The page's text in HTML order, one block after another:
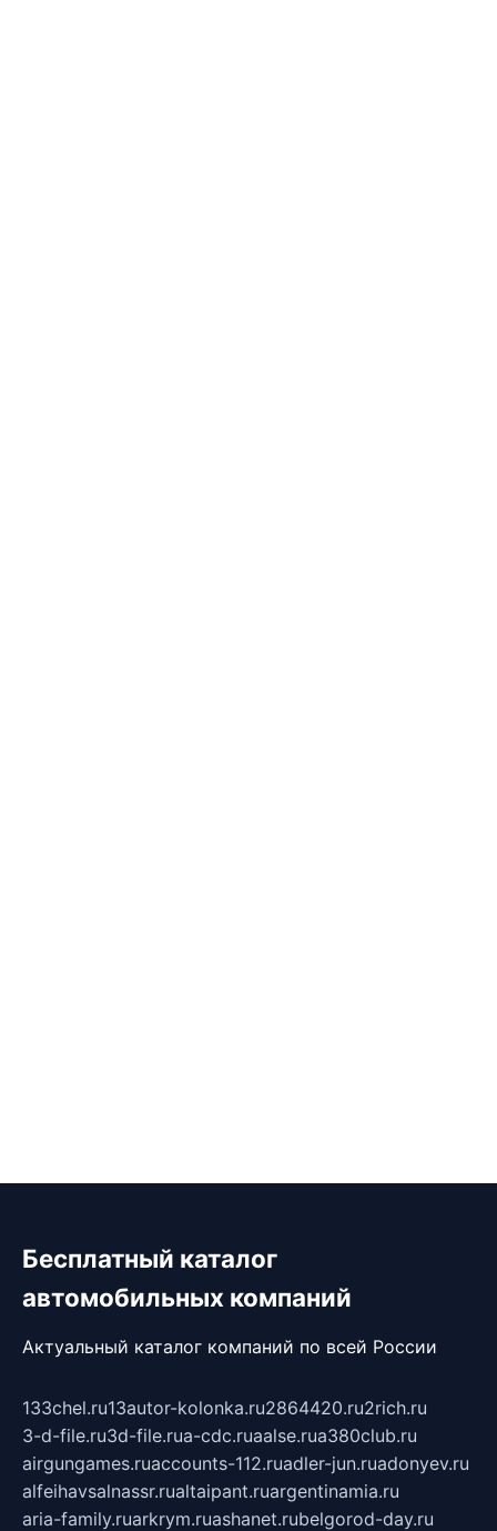
Бесплатный каталог
автомобильных компаний
Актуальный каталог компаний по всей России
133chel.ru13autor-kolonka.ru2864420.ru2rich.ru
3-d-file.ru3d-file.rua-cdc.ruaalse.rua380club.ru
airgungames.ruaccounts-112.ruadler-jun.ruadonyev.ru
alfeihavsalnassr.rualtaipant.ruargentinamia.ru
aria-family.ruarkrym.ruashanet.rubelgorod-day.ru